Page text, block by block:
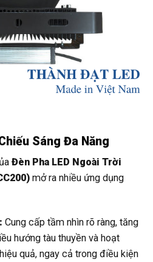
Sáng Đa Năng
Đèn Pha LED Ngoài Trời
mở ra nhiều ứng dụng
Cung cấp tầm nhìn rõ ràng, tăng
hướng tàu thuyền và hoạt
quả, ngay cả trong điều kiện